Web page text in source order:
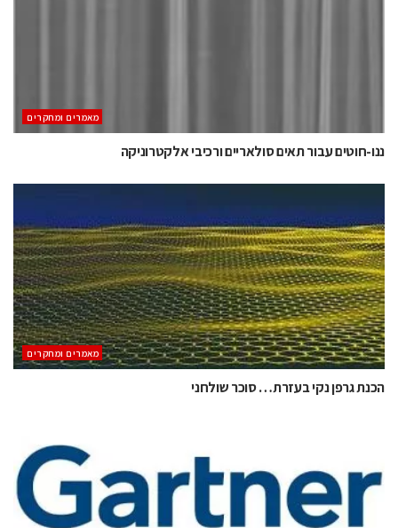
מאמרים ומחקרים
ננו-חוטים עבור תאים סולאריים ורכיבי אלקטרוניקה
מאמרים ומחקרים
הכנת גרפן נקי בעזרת… סוכר שולחני